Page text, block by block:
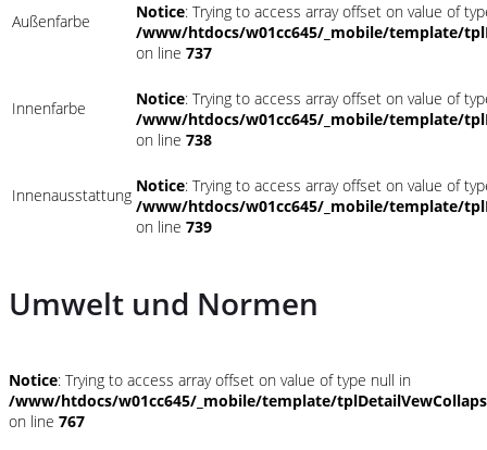
Außenfarbe Notice: Trying to access array offset on value of
/www/htdocs/w01cc645/_mobile/template/
on line 737
Innenfarbe Notice: Trying to access array offset on value of
/www/htdocs/w01cc645/_mobile/template/
on line 738
Innenausstattung Notice: Trying to access array offset on value of
/www/htdocs/w01cc645/_mobile/template/
on line 739
Umwelt und Normen
Notice: Trying to access array offset on value of type null in
/www/htdocs/w01cc645/_mobile/template/
on line 767